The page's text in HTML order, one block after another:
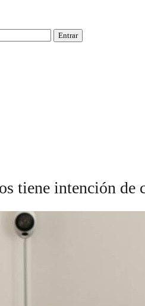
Entrar
tiene intención